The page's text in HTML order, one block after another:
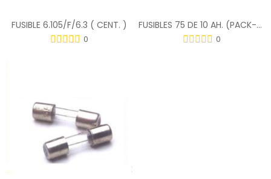
FUSIBLE 6.105/F/6.3 ( CENT. )
0
FUSIBLES 75 DE 10 AH. (PACK-25)
0